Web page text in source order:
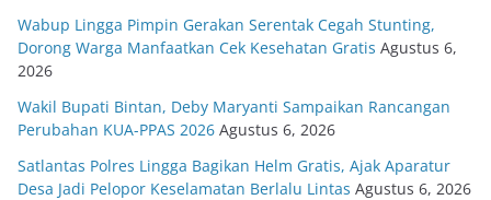
Wabup Lingga Pimpin Gerakan Serentak Cegah Stunting,
Dorong Warga Manfaatkan Cek Kesehatan Gratis Agustus 6,
2026
Wakil Bupati Bintan, Deby Maryanti Sampaikan Rancangan
Perubahan KUA-PPAS 2026 Agustus 6, 2026
Satlantas Polres Lingga Bagikan Helm Gratis, Ajak Aparatur
Desa Jadi Pelopor Keselamatan Berlalu Lintas Agustus 6, 2026